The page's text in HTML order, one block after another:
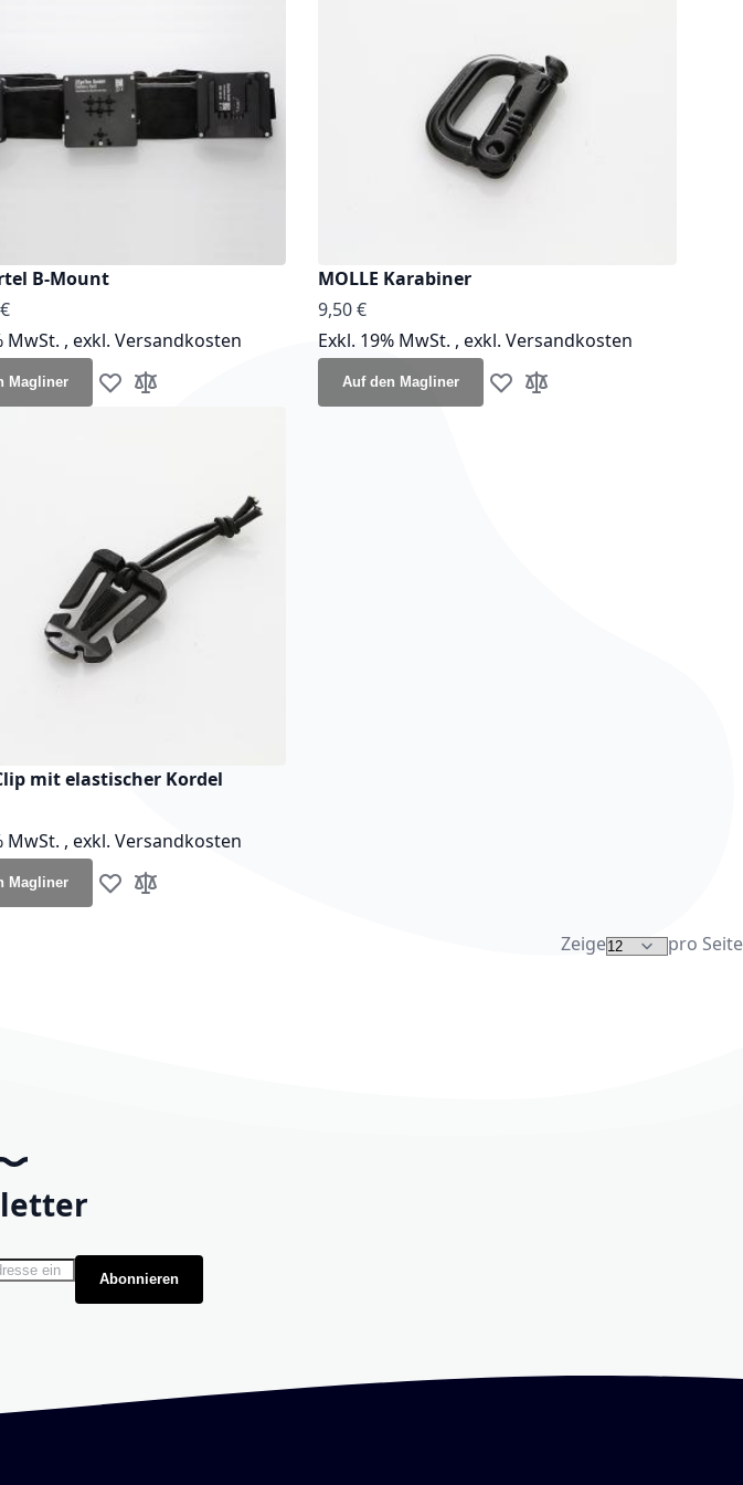
B-Mount
MwSt. , exkl.Versandkosten
Magliner Zur Wunschliste hinzufügen
Zur Vergleichsliste hinzufügen
MOLLE Karabiner
9,50 €
Exkl. 19% MwSt. , exkl. Versandkosten
Auf den Magliner Zur Wunschliste hinzufügen
Zur Vergleichsliste
mit elastischer Kordel
MwSt. , exkl.Versandkosten
Magliner Zur Wunschliste hinzufügen
Zur Vergleichsliste hinzufügen
Zeige pro Seite
Newsletter an:
Abonnieren